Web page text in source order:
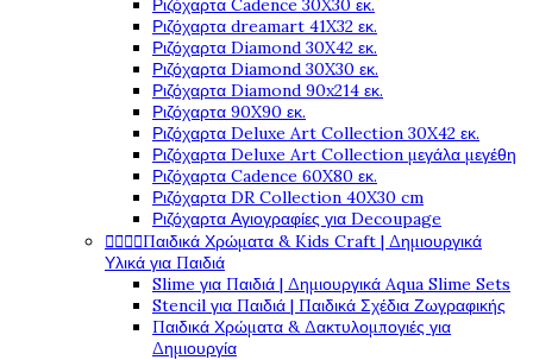
Ριζόχαρτα Cadence 30X30 εκ.
Ριζόχαρτα dreamart 41X32 εκ.
Ριζόχαρτα Diamond 30X42 εκ.
Ριζόχαρτα Diamond 30X30 εκ.
Ριζόχαρτα Diamond 90x214 εκ.
Ριζόχαρτα 90X90 εκ.
Ριζόχαρτα Deluxe Art Collection 30X42 εκ.
Ριζόχαρτα Deluxe Art Collection μεγάλα μεγέθη
Ριζόχαρτα Cadence 60X80 εκ.
Ριζόχαρτα DR Collection 40X30 cm
Ριζόχαρτα Αγιογραφίες για Decoupage
Παιδικά Χρώματα & Kids Craft | Δημιουργικά
Υλικά για Παιδιά
Slime για Παιδιά | Δημιουργικά Aqua Slime Sets
Stencil για Παιδιά | Παιδικά Σχέδια Ζωγραφικής
Παιδικά Χρώματα & Δακτυλομπογιές για
Δημιουργία